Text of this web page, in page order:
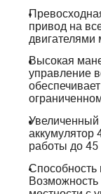
привод на
двигателями
Высокая
управление
аккумулятор
работы до 45